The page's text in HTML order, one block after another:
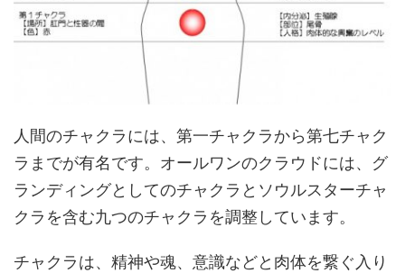
人間のチャクラには、第一チャクラから第七チャク
ラまでが有名です。オールワンのクラウドには、グ
ランディングとしてのチャクラとソウルスターチャ
クラを含む九つのチャクラを調整しています。
チャクラは、精神や魂、意識などと肉体を繋ぐ入り